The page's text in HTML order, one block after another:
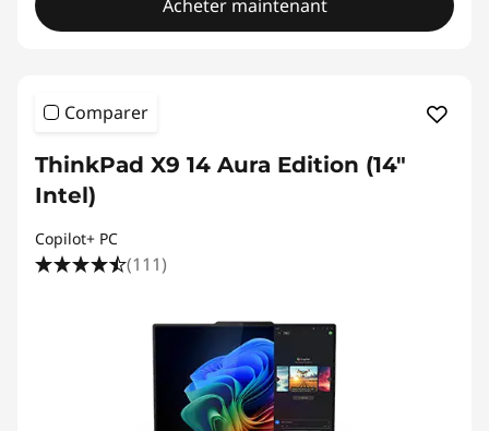
Acheter maintenant
Comparer
ThinkPad X9 14 Aura Edition (14"
Intel)
Copilot+ PC
(111)